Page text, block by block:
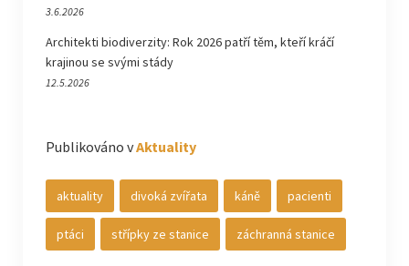
3.6.2026
Architekti biodiverzity: Rok 2026 patří těm, kteří kráčí
krajinou se svými stády
12.5.2026
Publikováno vAktuality
aktuality divoká zvířata káně pacienti
ptáci střípky ze stanice záchranná stanice